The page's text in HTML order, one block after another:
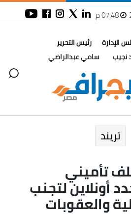
07:48 م
الإدارة
نجيب
رئيس التحرير
سامي عبدالراضي
تريند
تأميني
أونلاين لتجنب
والعقوبات